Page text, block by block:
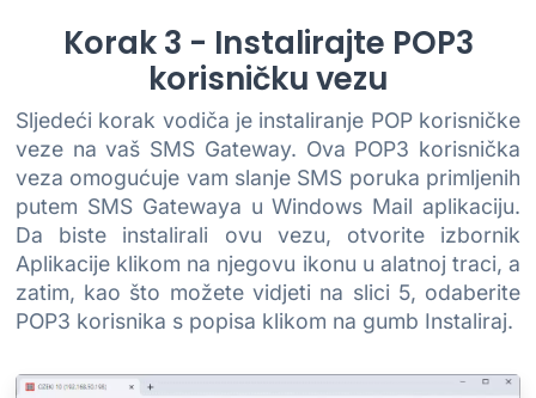
Korak 3 - Instalirajte POP3
korisničku vezu
Sljedeći korak vodiča je instaliranje POP korisničke
veze na vaš SMS Gateway. Ova POP3 korisnička
veza omogućuje vam slanje SMS poruka primljenih
putem SMS Gatewaya u Windows Mail aplikaciju.
Da biste instalirali ovu vezu, otvorite izbornik
Aplikacije klikom na njegovu ikonu u alatnoj traci, a
zatim, kao što možete vidjeti na slici 5, odaberite
POP3 korisnika s popisa klikom na gumb Instaliraj.